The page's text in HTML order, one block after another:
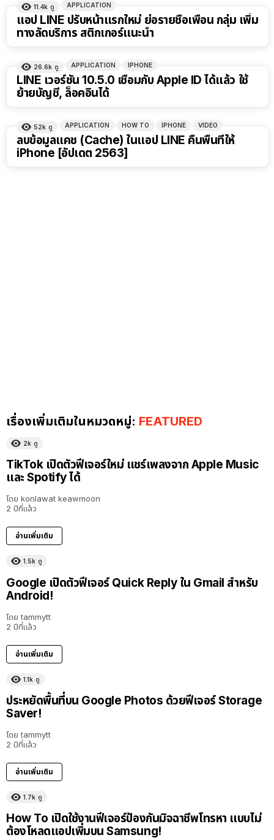
11.4k ดู APPLICATION
แอป LINE ปรับหน้าแรกใหม่ ย่อรายชื่อเพื่อน กลุ่ม เพิ่ม
ทางลัดบริการ สติกเกอร์แนะนำ
26.6k ดู APPLICATION IPHONE
LINE เวอร์ชัน 10.5.0 เชื่อมกับ Apple ID ได้แล้ว ใช้
ย้ายบัญชี, ล็อคอินได้
52k ดู APPLICATION HOW TO IPHONE VIDEO
ลบข้อมูลแคช (Cache) ในแอป LINE คืนพื้นที่ให้
iPhone [อัปเดต 2563]
เรื่องเพิ่มเติมในหมวดหมู่: FEATURED
2k ดู
TikTok เปิดตัวฟีเจอร์ใหม่ แชร์เพลงจาก Apple Music
และ Spotify ได้
โดย konlawat keawmoon
2 ปีที่แล้ว
อ่านเพิ่มเติม
1.5k ดู
Google เปิดตัวฟีเจอร์ Quick Reply ใน Gmail สำหรับ
Android!
โดย tammytt
2 ปีที่แล้ว
อ่านเพิ่มเติม
1.1k ดู
ประหยัดพื้นที่บน Google Photos ด้วยฟีเจอร์ Storage
Saver!
โดย tammytt
2 ปีที่แล้ว
อ่านเพิ่มเติม
1.7k ดู
How To เปิดใช้งานฟีเจอร์ป้องกันมิจฉาชีพโทรหา แบบไม่
ต้องโหลดแอปเพิ่มบน Samsung!